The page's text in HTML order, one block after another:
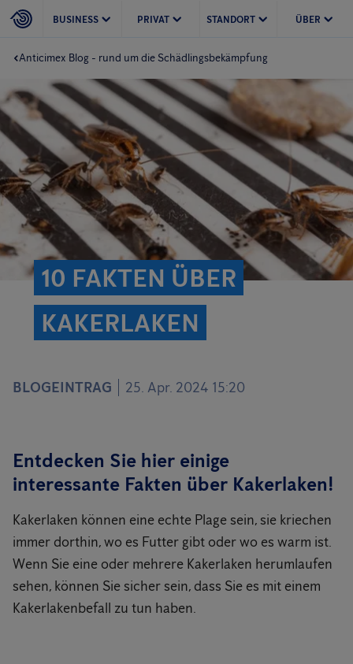
BUSINESS PRIVAT STANDORT ÜBER
Anticimex Blog - rund um die Schädlingsbekämpfung
10 FAKTEN ÜBER
KAKERLAKEN
BLOGEINTRAG 25. Apr. 2024 15:20
Entdecken Sie hier einige
interessante Fakten über Kakerlaken!
Kakerlaken können eine echte Plage sein, sie kriechen
immer dorthin, wo es Futter gibt oder wo es warm ist.
Wenn Sie eine oder mehrere Kakerlaken herumlaufen
sehen, können Sie sicher sein, dass Sie es mit einem
Kakerlakenbefall zu tun haben.